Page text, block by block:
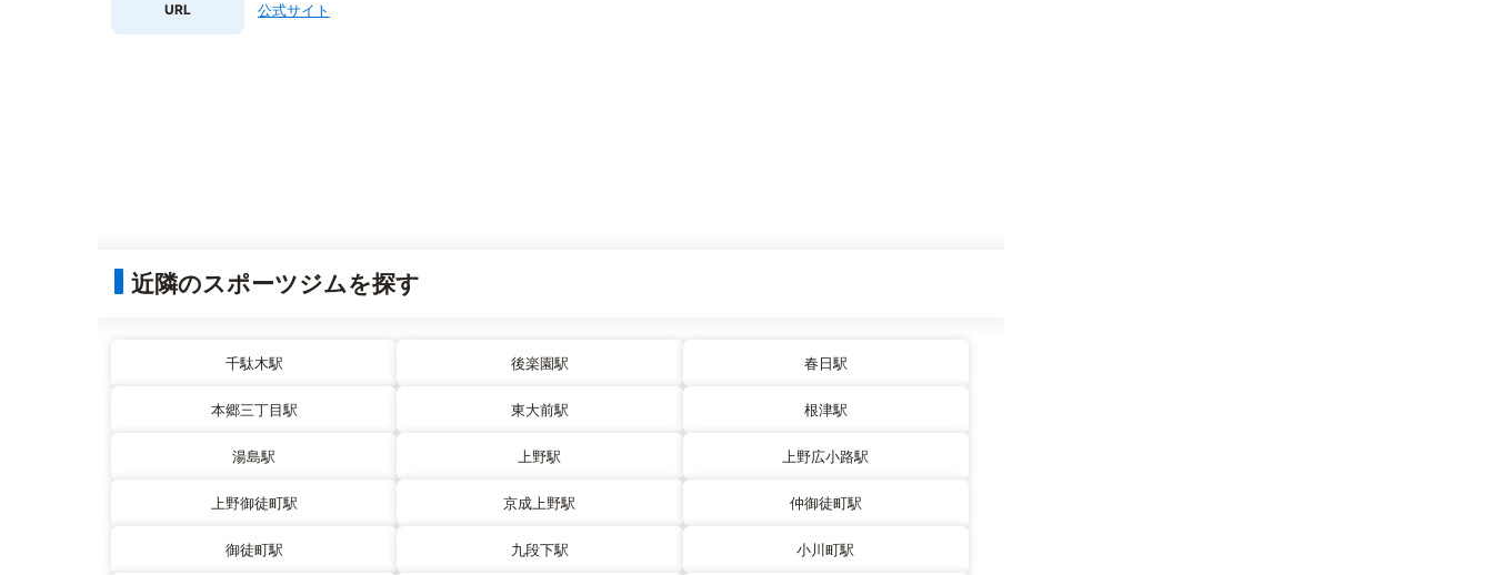
URL 公式サイト
近隣のスポーツジムを探す
千駄木駅 後楽園駅 春日駅
本郷三丁目駅 東大前駅 根津駅
湯島駅 上野駅 上野広小路駅
上野御徒町駅 京成上野駅 仲御徒町駅
御徒町駅 九段下駅 小川町駅